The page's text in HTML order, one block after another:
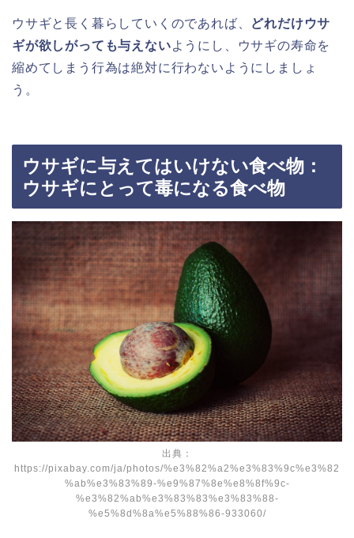
ウサギと長く暮らしていくのであれば、 どれだけウサ
ギが欲しがっても与えないようにし、ウサギの寿命を
縮めてしまう行為は絶対に行わないようにしましょ
う。
ウサギに与えてはいけない食べ物：
ウサギにとって毒になる食べ物
出典：
https://pixabay.com/ja/photos/%e3%82%a2%e3%83%9c%e3%82
%ab%e3%83%89-%e9%87%8e%e8%8f%9c-
%e3%82%ab%e3%83%83%e3%83%88-
%e5%8d%8a%e5%88%86-933060/